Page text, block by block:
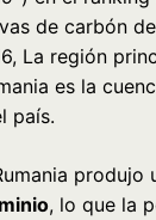
de carbón
La región
es la
país.
, lo que la